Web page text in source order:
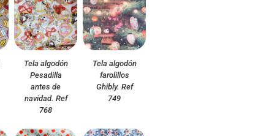
Tela algodón
Pesadilla
antes de
navidad. Ref
768
Tela algodón
farolillos
Ghibly. Ref
749